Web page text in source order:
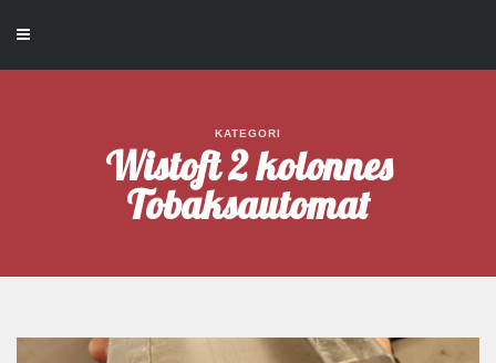
KATEGORI
Wistoft 2 kolonnes
Tobaksautomat